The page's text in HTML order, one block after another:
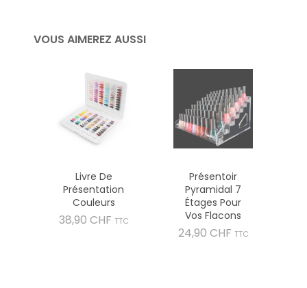
VOUS AIMEREZ AUSSI
Livre De
Présentation
Couleurs
38,90 CHF Prix
TTC
Présentoir
Pyramidal 7
Étages Pour
Vos Flacons
24,90 CHF Prix
TTC